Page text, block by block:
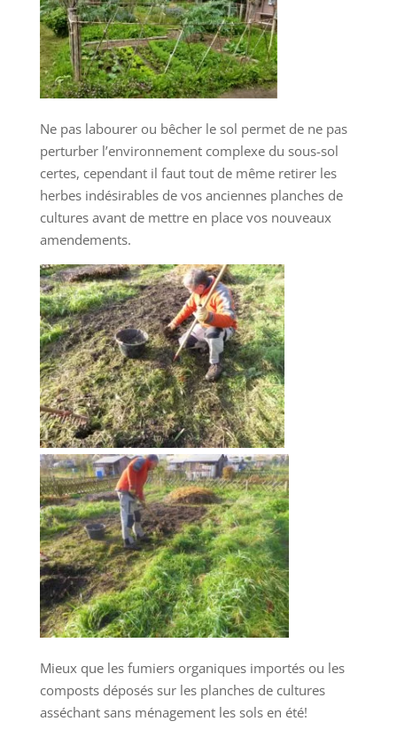
Ne pas labourer ou bêcher le sol permet de ne pas
perturber l’environnement complexe du sous-sol
certes, cependant il faut tout de même retirer les
herbes indésirables de vos anciennes planches de
cultures avant de mettre en place vos nouveaux
amendements.
Mieux que les fumiers organiques importés ou les
composts déposés sur les planches de cultures
asséchant sans ménagement les sols en été!